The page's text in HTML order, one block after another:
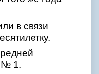
в связи
№ 1.